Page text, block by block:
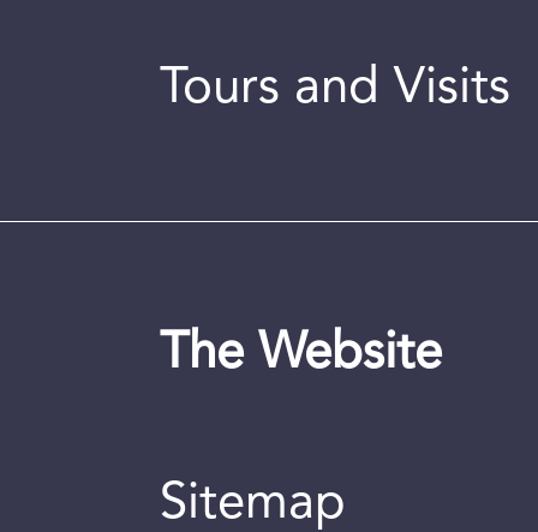
Tours and Visits
The Website
Sitemap